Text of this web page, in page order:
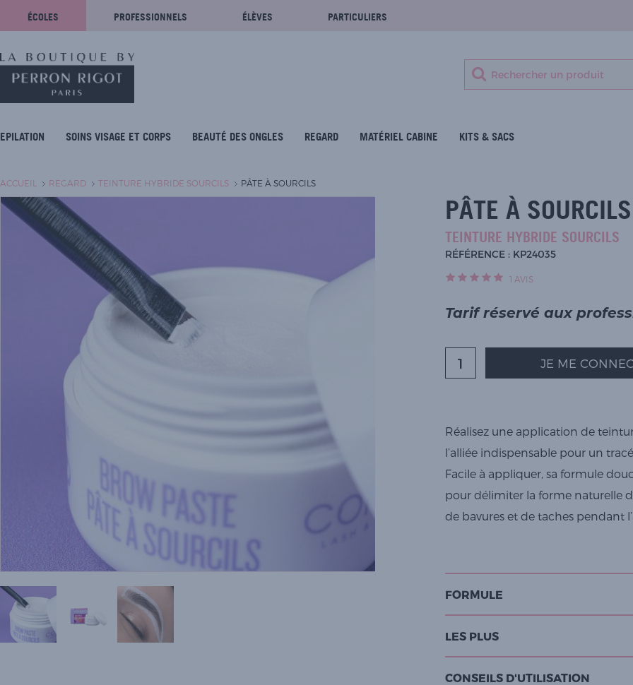
ÉCOLES PROFESSIONNELS ÉLÈVES PARTICULIERS
EPILATION SOINS VISAGE ET CORPS BEAUTÉ DES ONGLES REGARD MATÉRIEL CABINE KITS & SACS
ACCUEIL REGARD TEINTURE HYBRIDE SOURCILS PÂTE À SOURCILS
PÂTE À SOURCILS
TEINTURE HYBRIDE SOURCILS
RÉFÉRENCE : KP24035
1 AVIS
Tarif réservé aux
JE ME
Réalisez une application de
l’alliée indispensable pour un
Facile à appliquer, sa formule
pour délimiter la forme naturelle
de bavures et de taches pendant
FORMULE
LES PLUS
CONSEILS D'UTILISATION